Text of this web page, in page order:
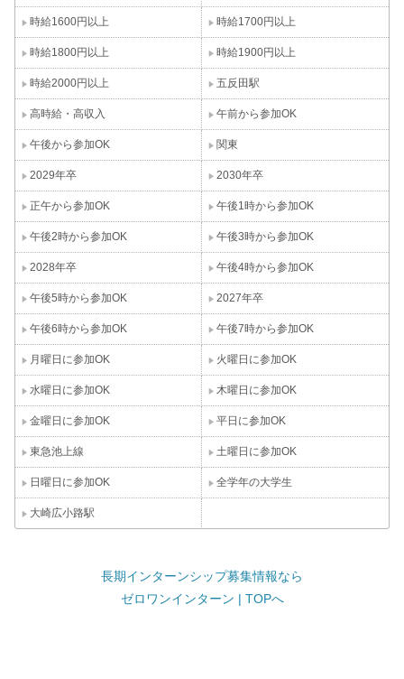
時給1600円以上 時給1700円以上
時給1800円以上 時給1900円以上
時給2000円以上 五反田駅
高時給・高収入 午前から参加OK
午後から参加OK 関東
2029年卒 2030年卒
正午から参加OK 午後1時から参加OK
午後2時から参加OK 午後3時から参加OK
2028年卒 午後4時から参加OK
午後5時から参加OK 2027年卒
午後6時から参加OK 午後7時から参加OK
月曜日に参加OK 火曜日に参加OK
水曜日に参加OK 木曜日に参加OK
金曜日に参加OK 平日に参加OK
東急池上線 土曜日に参加OK
日曜日に参加OK 全学年の大学生
大崎広小路駅
長期インターンシップ募集情報なら
ゼロワンインターン | TOPへ